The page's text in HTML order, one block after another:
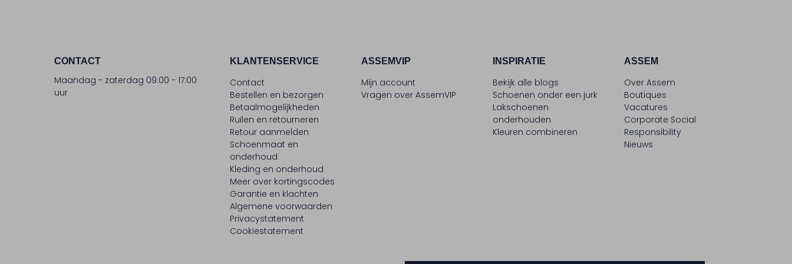
CONTACT
Maandag - zaterdag 09:00 - 17:00
uur
KLANTENSERVICE
Contact
Bestellen en bezorgen
Betaalmogelijkheden
Ruilen en retourneren
Retour aanmelden
Schoenmaat en
onderhoud
Kleding en onderhoud
Meer over kortingscodes
Garantie en klachten
Algemene voorwaarden
Privacystatement
Cookiestatement
ASSEMVIP
Mijn account
Vragen over AssemVIP
INSPIRATIE
Bekijk alle blogs
Schoenen onder een jurk
Lakschoenen
onderhouden
Kleuren combineren
ASSEM
Over Assem
Boutiques
Vacatures
Corporate Social
Responsibility
Nieuws